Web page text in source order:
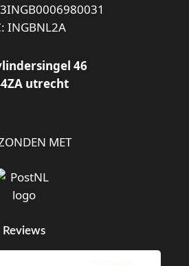
INGBNL2A
46
utrecht
MET
Reviews